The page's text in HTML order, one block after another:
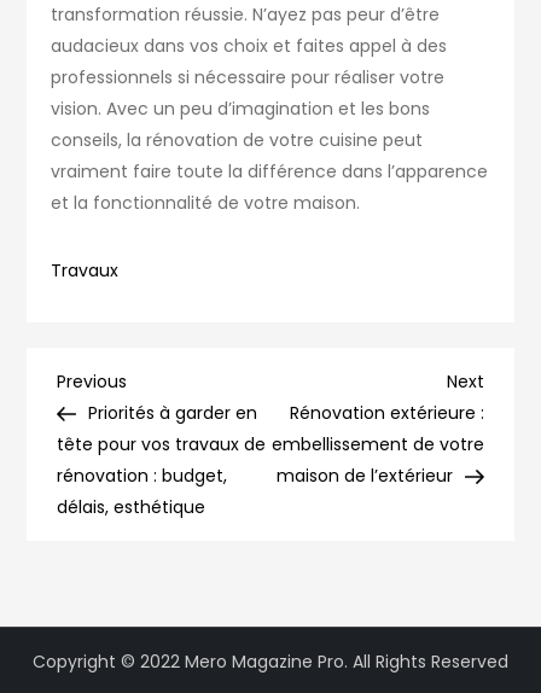
transformation réussie. N’ayez pas peur d’être
audacieux dans vos choix et faites appel à des
professionnels si nécessaire pour réaliser votre
vision. Avec un peu d’imagination et les bons
conseils, la rénovation de votre cuisine peut
vraiment faire toute la différence dans l’apparence
et la fonctionnalité de votre maison.
Travaux
Navigation
de
l’article
Previous
Post
Previous
Priorités à garder en
tête pour vos travaux de
rénovation : budget,
délais, esthétique
Next
Post
Next
Rénovation extérieure :
embellissement de votre
maison de l’extérieur
Copyright © 2022 Mero Magazine Pro. All Rights Reserved